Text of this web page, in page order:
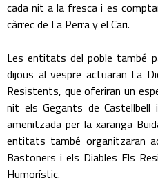
cada nit a la fresca i es
càrrec de La Perra y el Cari.
Les entitats del poble també
dijous al vespre actuaran La
Resistents, que oferiran un
nit els Gegants de Castellbell
amenitzada per la xaranga
entitats també organitzaran
Bastoners i els Diables Els
Humorístic.